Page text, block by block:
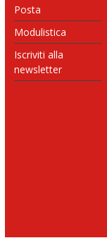
Posta
Modulistica
Iscriviti alla
newsletter